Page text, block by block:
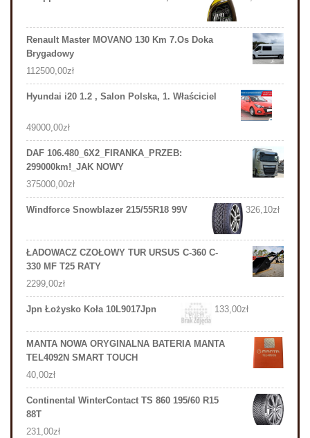
Renault Master MOVANO 130 Km 7.Os Doka
Brygadowy
112500,00zł
Hyundai i20 1.2 , Salon Polska, 1. Właściciel
49000,00zł
DAF 106.480_6X2_FIRANKA_PRZEB:
299000km!_JAK NOWY
375000,00zł
Windforce Snowblazer 215/55R18 99V 326,10zł
ŁADOWACZ CZOŁOWY TUR URSUS C-360 C-
330 MF T25 RATY
2299,00zł
Jpn Łożysko Koła 10L9017Jpn 133,00zł
MANTA NOWA ORYGINALNA BATERIA MANTA
TEL4092N SMART TOUCH
40,00zł
Continental WinterContact TS 860 195/60 R15
88T
231,00zł